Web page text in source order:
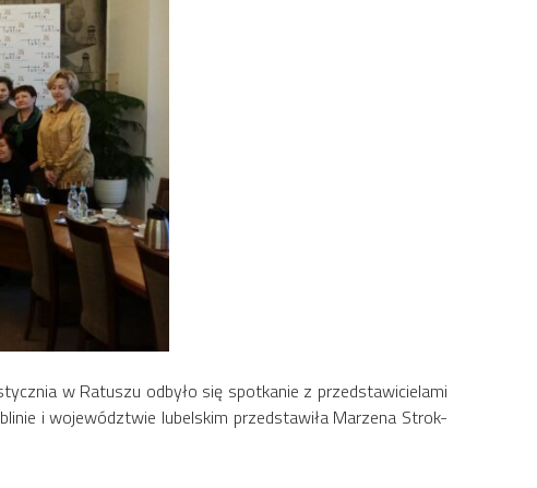
w Ratuszu odbyło się spotkanie z przedstawicielami
i województwie lubelskim przedstawiła Marzena Strok-